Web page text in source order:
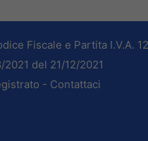
Fiscale e Partita I.V.A.
del 21/12/2021
- Contattaci